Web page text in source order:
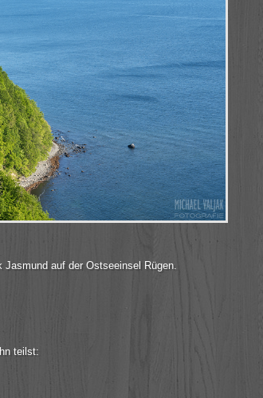
auf der Ostseeinsel Rügen.
teilst: